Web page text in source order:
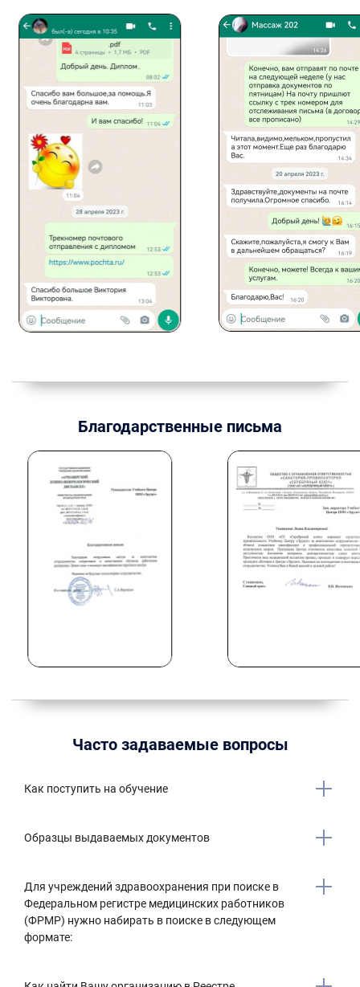
Благодарственные письма
Часто задаваемые вопросы
Для учреждений здравоохранения при поиске в
Федеральном регистре медицинских работников
(ФРМР) нужно набирать в поиске в следующем